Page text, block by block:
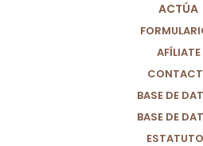
ACTÚA
AFÍLIATE
BASE DE
BASE DE